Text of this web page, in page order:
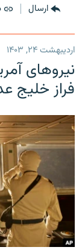
ارسال
اردیبهشت ۲۴, ۱۴۰۳
نیروهای
فراز خلیج